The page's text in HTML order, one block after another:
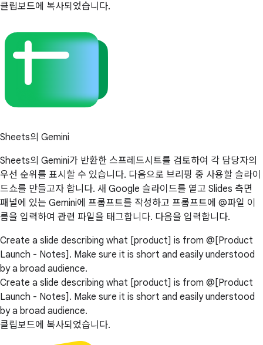
클립보드에 복사되었습니다.
Sheets의 Gemini
Sheets의 Gemini가 반환한 스프레드시트를 검토하여 각 담당자의
우선 순위를 표시할 수 있습니다. 다음으로 브리핑 중 사용할 슬라이
드쇼를 만들고자 합니다. 새 Google 슬라이드를 열고 Slides 측면
패널에 있는 Gemini에 프롬프트를 작성하고 프롬프트에 @파일 이
름을 입력하여 관련 파일을 태그합니다. 다음을 입력합니다.
Create a slide describing what [product] is from @[Product
Launch - Notes]. Make sure it is short and easily understood
by a broad audience.
Create a slide describing what [product] is from @[Product
Launch - Notes]. Make sure it is short and easily understood
by a broad audience.
클립보드에 복사되었습니다.